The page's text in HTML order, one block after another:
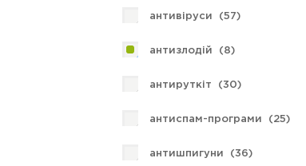
антивіруси (57)
антизлодій (8)
антируткіт (30)
антиспам-програми (25)
антишпигуни (36)